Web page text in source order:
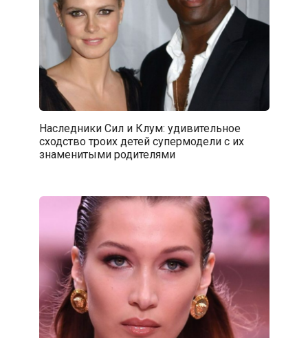
Наследники Сил и Клум: удивительное
сходство троих детей супермодели с их
знаменитыми родителями